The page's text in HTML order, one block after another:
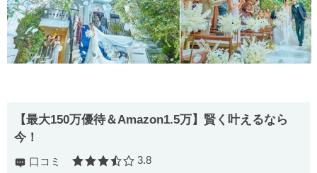
【最⼤150万優待＆Amazon1.5万】賢く叶えるなら
今！
口コミ 口コミ評価
3.8